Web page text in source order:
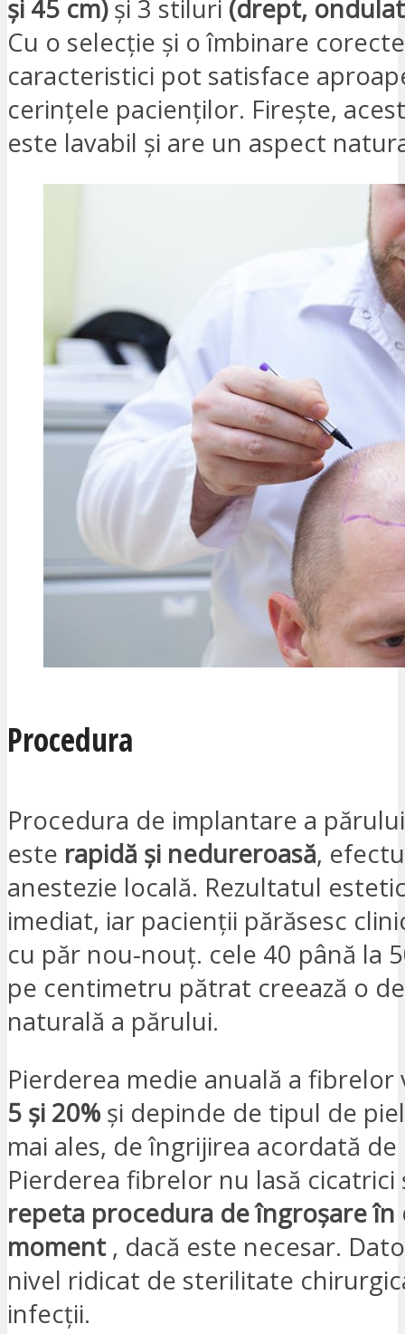
și 45 cm)și 3 stiluri (drept,
Cu o selecție și o îmbinare
caracteristici pot satisface
cerințele pacienților. Firește,
este lavabil și are un aspect
Procedura
Procedura de implantare a
este rapidă și nedureroasă,
anestezie locală. Rezultatul
imediat, iar pacienții părăsesc
cu păr nou-nouț. cele 40 până la
pe centimetru pătrat creează o
naturală a părului.
Pierderea medie anuală a fibrelor
5 și 20% și depinde de tipul de
mai ales, de îngrijirea acordată
Pierderea fibrelor nu lasă
repeta procedura de îngroșare în
moment , dacă este necesar.
nivel ridicat de sterilitate
infecții.